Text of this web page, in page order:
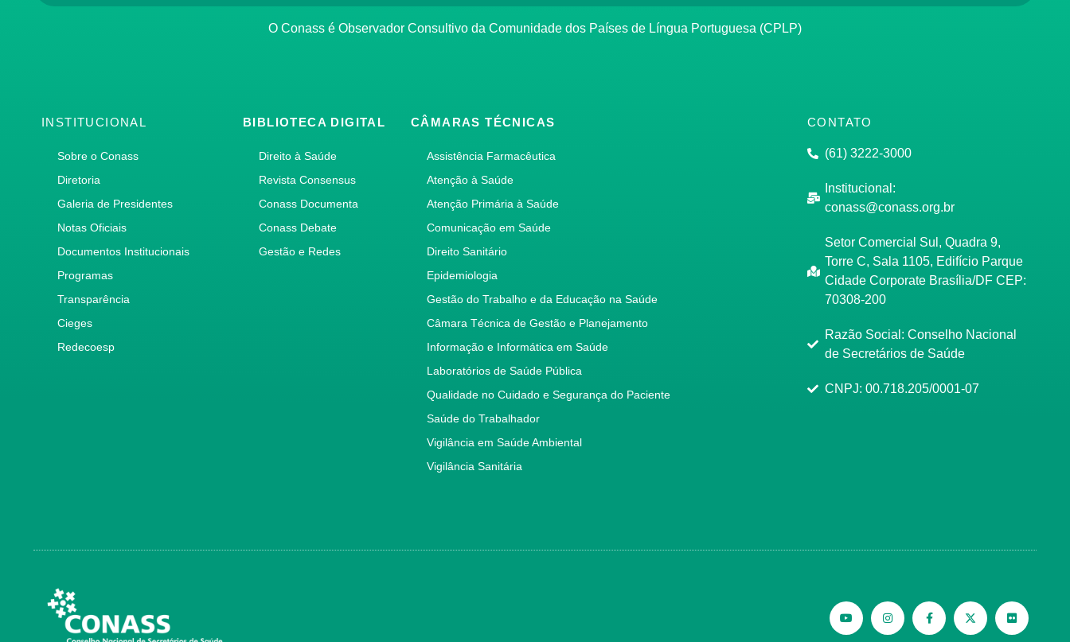
O Conass é Observador Consultivo da Comunidade dos Países de Língua Portuguesa (CPLP)
INSTITUCIONAL
Sobre o Conass
Diretoria
Galeria de Presidentes
Notas Oficiais
Documentos Institucionais
Programas
Transparência
Cieges
Redecoesp
BIBLIOTECA DIGITAL
Direito à Saúde
Revista Consensus
Conass Documenta
Conass Debate
Gestão e Redes
CÂMARAS TÉCNICAS
Assistência Farmacêutica
Atenção à Saúde
Atenção Primária à Saúde
Comunicação em Saúde
Direito Sanitário
Epidemiologia
Gestão do Trabalho e da Educação na Saúde
Câmara Técnica de Gestão e Planejamento
Informação e Informática em Saúde
Laboratórios de Saúde Pública
Qualidade no Cuidado e Segurança do Paciente
Saúde do Trabalhador
Vigilância em Saúde Ambiental
Vigilância Sanitária
CONTATO
(61) 3222-3000
Institucional:
conass@conass.org.br
Setor Comercial Sul, Quadra 9,
Torre C, Sala 1105, Edifício Parque
Cidade Corporate Brasília/DF CEP:
70308-200
Razão Social: Conselho Nacional
de Secretários de Saúde
CNPJ: 00.718.205/0001-07